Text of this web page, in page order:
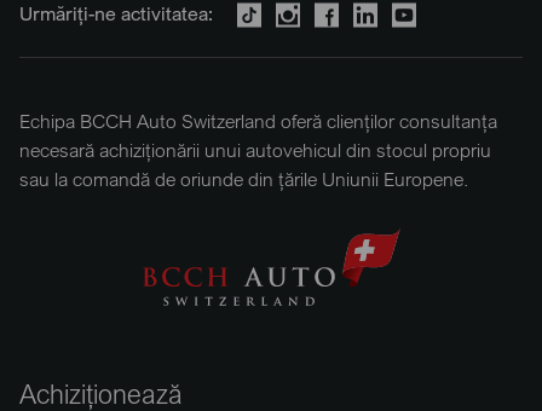
Urmăriți-ne activitatea:
Echipa BCCH Auto Switzerland oferă clienților consultanța
necesară achiziționării unui autovehicul din stocul propriu
sau la comandă de oriunde din țările Uniunii Europene.
Achiziționează